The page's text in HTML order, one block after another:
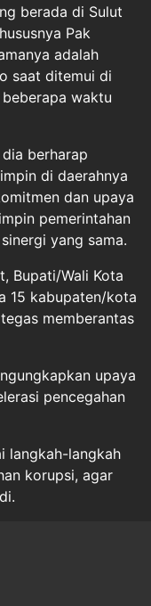
berada di Sulut
Pak
adalah
saat ditemui di
waktu
berharap
di daerahnya
dan upaya
pemerintahan
yang sama.
Bupati/Wali Kota
15 kabupaten/kota
memberantas
upaya
pencegahan
langkah-langkah
korupsi, agar